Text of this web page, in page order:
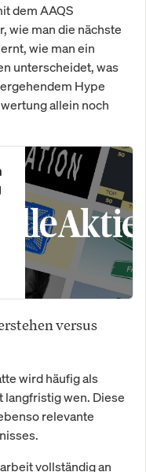
dem AAQS
wie man die nächste
wie man ein
unterscheidet, was
Hype
allein noch
versus
wird häufig als
wen. Diese
relevante
vollständig an